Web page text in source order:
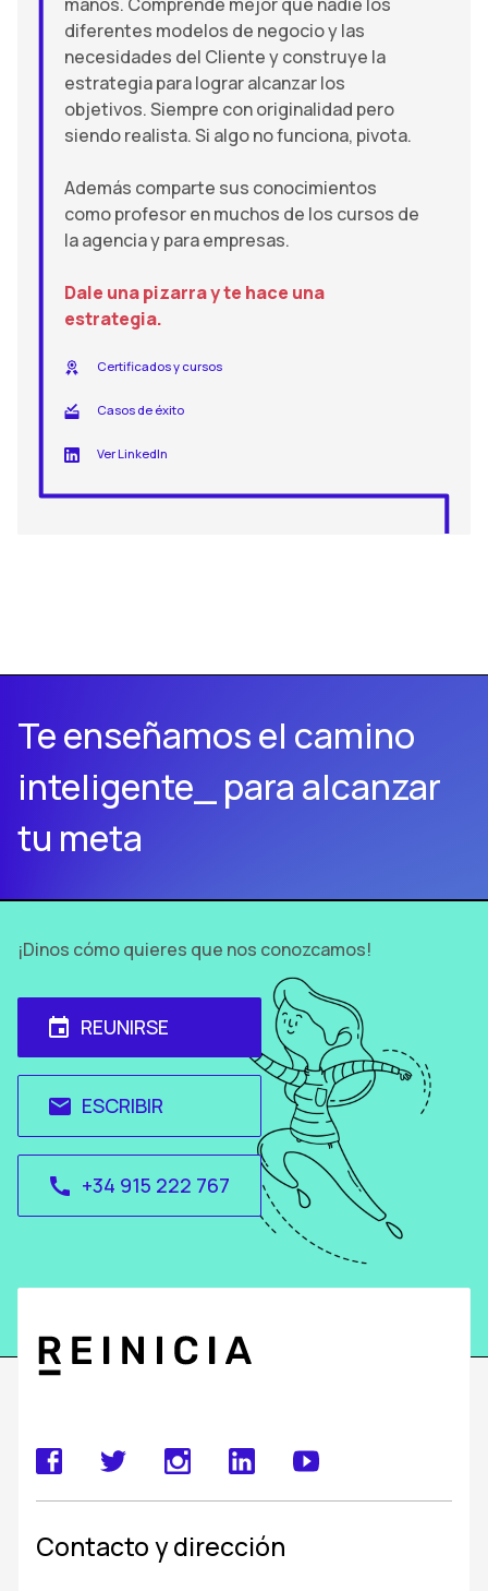
diferentes modelos de negocio y las
necesidades del Cliente y construye la
estrategia para lograr alcanzar los
objetivos. Siempre con originalidad pero
siendo realista. Si algo no funciona, pivota.
Además comparte sus conocimientos
como profesor en muchos de los cursos de
la agencia y para empresas.
Dale una pizarra y te hace una
estrategia.
Certificados y cursos
Casos de éxito
Ver LinkedIn
Te enseñamos el camino
inteligente_ para alcanzar
tu meta
¡Dinos cómo quieres que nos conozcamos!
event REUNIRSE
email ESCRIBIR
call +34 915 222 767
Contacto y dirección